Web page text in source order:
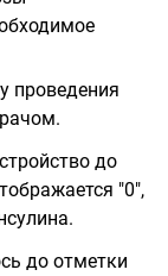
проведения
до
"0",
до отметки